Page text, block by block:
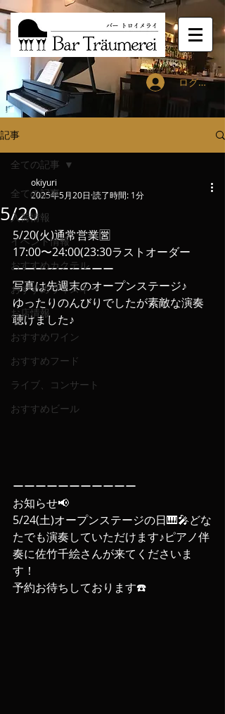
ログイン
記事
全ての記事
入荷情報
イベント情報
おすすめカクテル
おすすめウィスキー
お店情報
おすすめワイン
おすすめフード
ライブ、コンサート
おすすめビール
全ての記事
5/20
okiyuri
2025年5月20日 読了時間: 1分
5/20(火)通常営業🈺
17:00〜24:00(23:30ラストオーダー
ーーーーーーーーー
写真は先週末のオープンステージ♪
ゆったりのんびりでしたが素敵な演奏
聴けました♪
ーーーーーーーーーーー
お知らせ📢
5/24(土)オープンステージの日🎹🎤どな
たでも演奏していただけます♪ピアノ伴
奏に佐竹千絵さんが来てくださいま
す！
予約お待ちしております☎️